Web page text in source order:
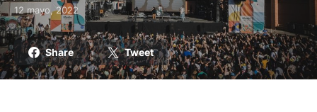
Posted on
12 mayo, 2022
Share Tweet